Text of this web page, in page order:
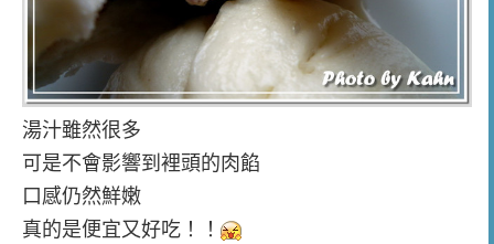
湯汁雖然很多
可是不會影響到裡頭的肉餡
口感仍然鮮嫩
真的是便宜又好吃！！